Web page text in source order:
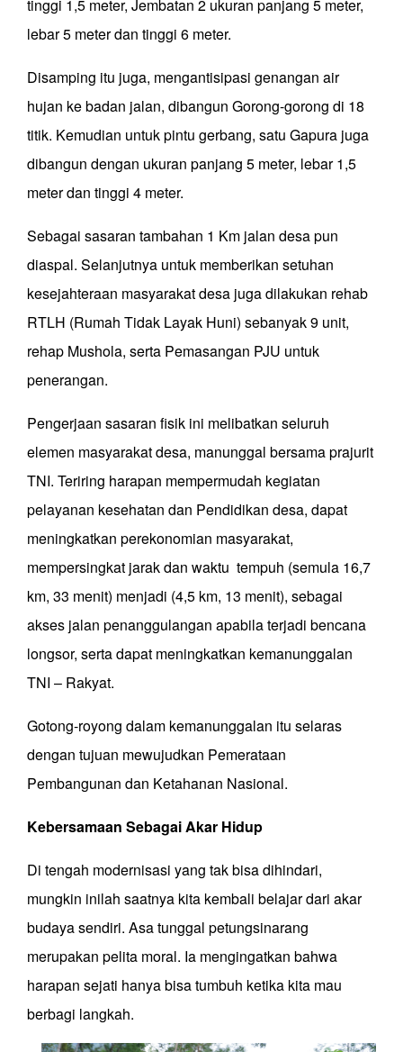
tinggi 1,5 meter, Jembatan 2 ukuran panjang 5 meter,
lebar 5 meter dan tinggi 6 meter.
Disamping itu juga, mengantisipasi genangan air
hujan ke badan jalan, dibangun Gorong-gorong di 18
titik. Kemudian untuk pintu gerbang, satu Gapura juga
dibangun dengan ukuran panjang 5 meter, lebar 1,5
meter dan tinggi 4 meter.
Sebagai sasaran tambahan 1 Km jalan desa pun
diaspal. Selanjutnya untuk memberikan setuhan
kesejahteraan masyarakat desa juga dilakukan rehab
RTLH (Rumah Tidak Layak Huni) sebanyak 9 unit,
rehap Mushola, serta Pemasangan PJU untuk
penerangan.
Pengerjaan sasaran fisik ini melibatkan seluruh
elemen masyarakat desa, manunggal bersama prajurit
TNI. Teriring harapan mempermudah kegiatan
pelayanan kesehatan dan Pendidikan desa, dapat
meningkatkan perekonomian masyarakat,
mempersingkat jarak dan waktu tempuh (semula 16,7
km, 33 menit) menjadi (4,5 km, 13 menit), sebagai
akses jalan penanggulangan apabila terjadi bencana
longsor, serta dapat meningkatkan kemanunggalan
TNI – Rakyat.
Gotong-royong dalam kemanunggalan itu selaras
dengan tujuan mewujudkan Pemerataan
Pembangunan dan Ketahanan Nasional.
Kebersamaan Sebagai Akar Hidup
Di tengah modernisasi yang tak bisa dihindari,
mungkin inilah saatnya kita kembali belajar dari akar
budaya sendiri. Asa tunggal petungsinarang
merupakan pelita moral. Ia mengingatkan bahwa
harapan sejati hanya bisa tumbuh ketika kita mau
berbagi langkah.